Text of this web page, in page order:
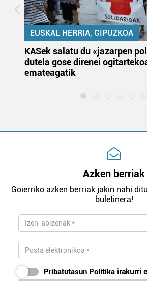
EUSKAL HERRIA, GIPUZKOA
KASek salatu du «jazarpen
dutela gose direnei
emateagatik
Azken berriak
Goierriko azken berriak jakin nahi
buletinera!
Pribatutasun Politika irakurri